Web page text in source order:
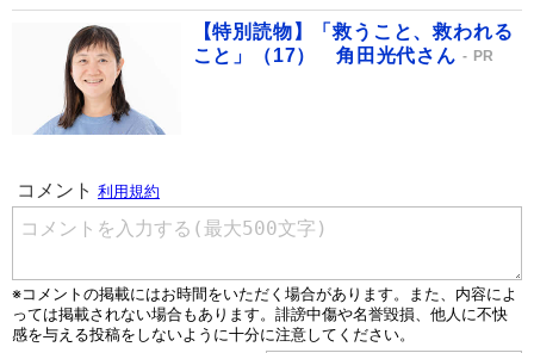
【特別読物】「救うこと、救われる
こと」（17） 角田光代さん
PR